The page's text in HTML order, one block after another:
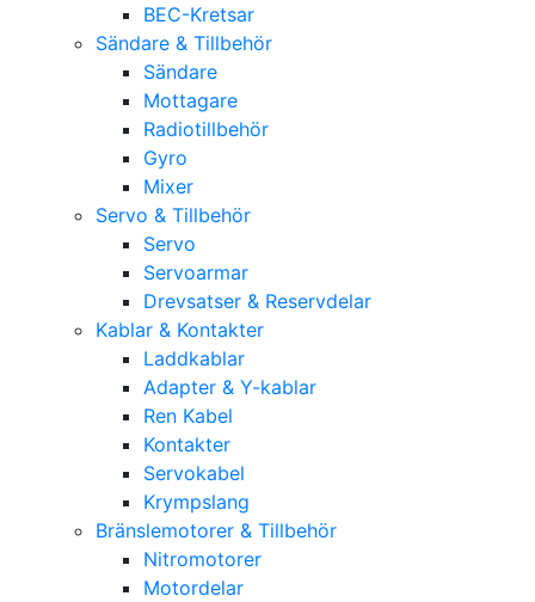
BEC-Kretsar
Sändare & Tillbehör
Sändare
Mottagare
Radiotillbehör
Gyro
Mixer
Servo & Tillbehör
Servo
Servoarmar
Drevsatser & Reservdelar
Kablar & Kontakter
Laddkablar
Adapter & Y-kablar
Ren Kabel
Kontakter
Servokabel
Krympslang
Bränslemotorer & Tillbehör
Nitromotorer
Motordelar